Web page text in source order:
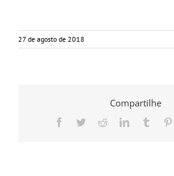
27 de agosto de 2018
Compartilhe
Facebook
TwitterRedditLinkedInTumblr